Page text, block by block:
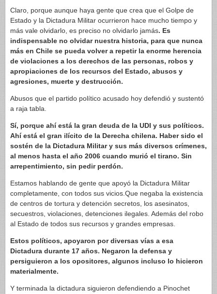
Claro, porque aunque haya gente que crea que el Golpe de
Estado y la Dictadura Militar ocurrieron hace mucho tiempo y
más vale olvidarlo, es preciso no olvidarlo jamás. Es
indispensable no olvidar nuestra historia, para que nunca
más en Chile se pueda volver a repetir la enorme herencia
de violaciones a los derechos de las personas, robos y
apropiaciones de los recursos del Estado, abusos y
agresiones, muerte y destrucción.
Abusos que el partido político acusado hoy defendió y sustentó
a raja tabla.
Sí, porque ahí está la gran deuda de la UDI y sus políticos.
Ahí está el gran ilícito de la Derecha chilena. Haber sido el
sostén de la Dictadura Militar y sus más diversos crímenes,
al menos hasta el año 2006 cuando murió el tirano. Sin
arrepentimiento, sin pedir perdón.
Estamos hablando de gente que apoyó la Dictadura Militar
completamente, con todos sus vicios.Que negaba la existencia
de centros de tortura y detención secretos, los asesinatos,
secuestros, violaciones, detenciones ilegales. Además del robo
al Estado de todos sus recursos y grandes empresas.
Estos políticos, apoyaron por diversas vías a esa
Dictadura durante 17 años. Negaron la defensa y
persiguieron a los opositores, algunos incluso lo hicieron
materialmente.
Y terminada la dictadura siguieron defendiendo a Pinochet